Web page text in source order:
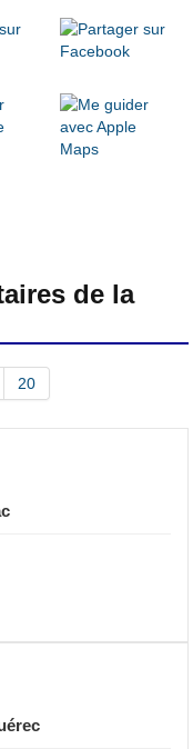
de la
20